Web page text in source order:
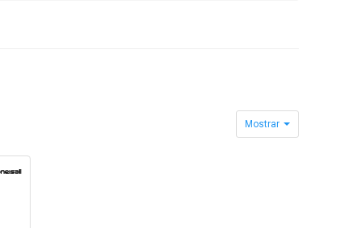
Mostrar